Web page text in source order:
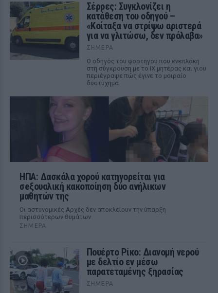
Σέρρες: Συγκλονίζει η
κατάθεση του οδηγού –
«Κοίταξα να στρίψω αριστερά
για να γλιτώσω, δεν πρόλαβα»
ΣΉΜΕΡΑ
Ο οδηγός του φορτηγού που ενεπλάκη
στη σύγκρουση με το ΙΧ μητέρας και γιου
περιέγραψε πώς έγινε το μοιραίο
δυστύχημα.
ΗΠΑ: Δασκάλα χορού κατηγορείται για
σeξουαλική κακοποίηση δύο ανήλικων
μαθητών της
Οι αστυνομικές Αρχές δεν αποκλείουν την ύπαρξη
περισσότερων θυμάτων
ΣΉΜΕΡΑ
Πουέρτο Ρίκο: Διανομή νερού
με δελτίο εν μέσω
παρατεταμένης ξηρασίας
ΣΉΜΕΡΑ